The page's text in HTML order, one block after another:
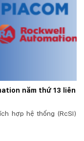
năm thứ 13 liên
hợp hệ thống (RcSI)